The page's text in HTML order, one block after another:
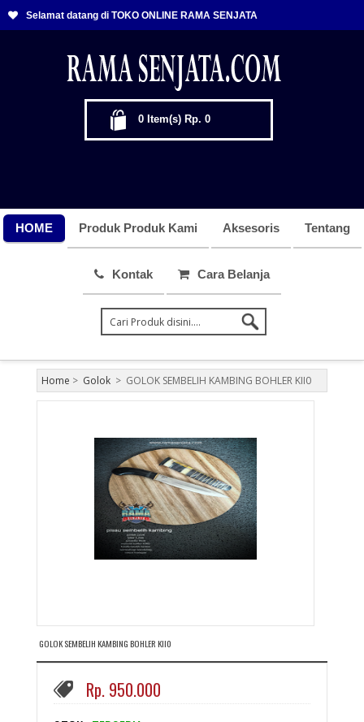
Selamat datang di TOKO ONLINE RAMA SENJATA
0 Item(s) Rp. 0
HOME Produk Produk Kami Aksesoris Tentang
Kontak Cara Belanja
Home > Golok > GOLOK SEMBELIH KAMBING BOHLER KII0
GOLOK SEMBELIH KAMBING BOHLER KII0
Rp. 950.000